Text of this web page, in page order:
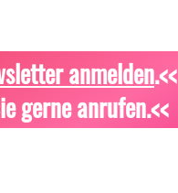
anmelden.<<
gerne anrufen.<<